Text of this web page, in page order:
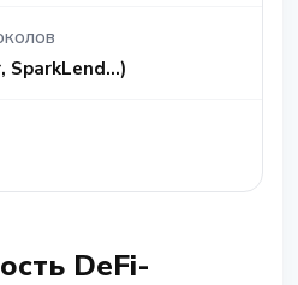
SparkLend...)
DeFi-